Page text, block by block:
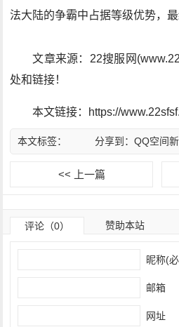
法大陆的争霸中占据等级优势，
文章来源：22搜服网
处和链接！
本文链接：https://
分享到： QQ空间
本文标签：
<< 上一篇
评论（0） 赞助本站
昵称(
邮箱
网址